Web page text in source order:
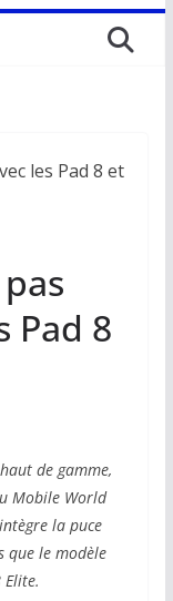
Pad 8
de gamme,
Mobile World
la puce
que le modèle